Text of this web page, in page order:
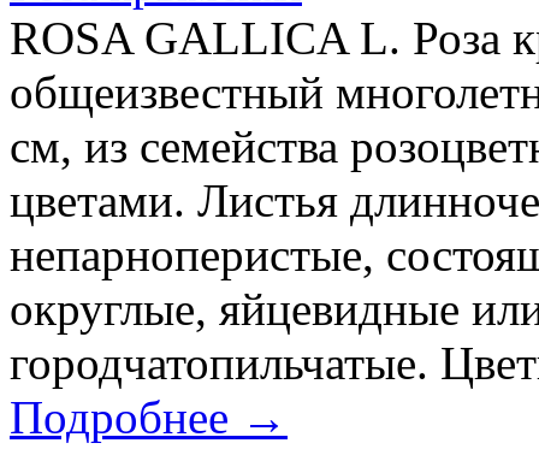
ROSA GALLICA L. Роза
общеизвестный
см, из семейства
цветами. Листья
непарноперистые,
округлые, яйцевидные
городчатопильчатые.
Подробнее →